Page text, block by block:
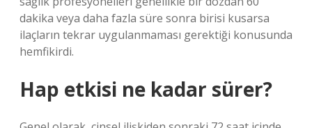
dakika veya daha fazla süre sonra birisi kusarsa
ilaçların tekrar uygulanmaması gerektiği konusunda
hemfikirdi.
Hap etkisi ne kadar sürer?